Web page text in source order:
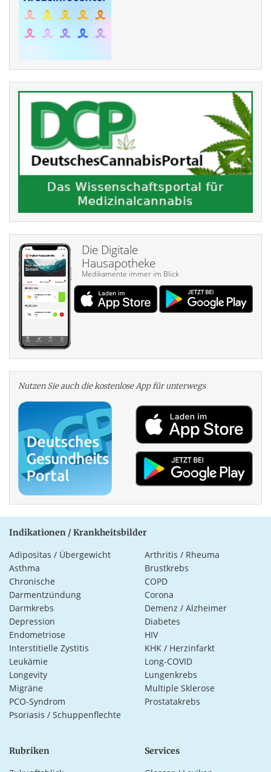
Die Digitale
Hausapotheke
Medikamente immer im Blick
Nutzen Sie auch die kosten­lose App für unterwegs
Indikationen / Krankheitsbilder
Adipositas / Übergewicht
Arthritis / Rheuma
Asthma
Brustkrebs
Chronische
Darmentzündung
COPD
Corona
Darmkrebs
Demenz / Alzheimer
Depression
Diabetes
Endometriose
HIV
Interstitielle Zystitis
KHK / Herzinfarkt
Leukämie
Long-COVID
Longevity
Lungenkrebs
Migräne
Multiple Sklerose
PCO-Syndrom
Prostatakrebs
Psoriasis / Schuppenflechte
Rubriken Services